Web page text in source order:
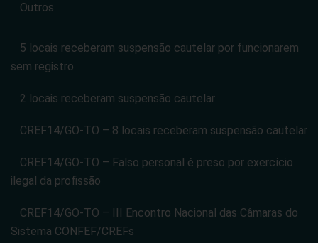
Outros
5 locais receberam suspensão cautelar por funcionarem
sem registro
2 locais receberam suspensão cautelar
CREF14/GO-TO – 8 locais receberam suspensão cautelar
CREF14/GO-TO – Falso personal é preso por exercício
ilegal da profissão
CREF14/GO-TO – III Encontro Nacional das Câmaras do
Sistema CONFEF/CREFs